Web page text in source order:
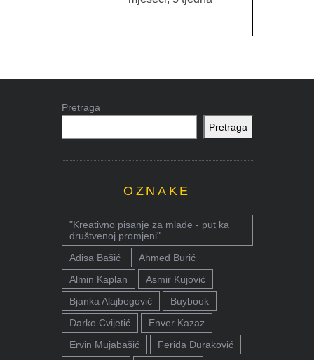
Pretraga
Pretraga
OZNAKE
"Kreativno pisanje za mlade - put ka
društvenoj promjeni"
Adisa Bašić
Ahmed Burić
Almin Kaplan
Asmir Kujović
Bjanka Alajbegović
Buybook
Darko Cvijetić
Enver Kazaz
Ervin Mujabašić
Ferida Duraković